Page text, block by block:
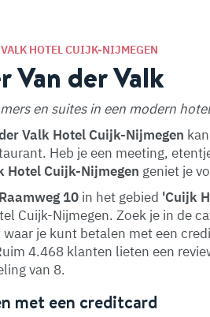
HOTEL CUIJK-NIJMEGEN
Van der Valk
en suites in een modern
Valk Hotel Cuijk-Nijmegen
Heb je een meeting,
Hotel Cuijk-Nijmegen geniet je
Raamweg 10 in het gebied 'Cuijk
Cuijk-Nijmegen. Zoek je in de
je kunt betalen met een
4.468 klanten lieten een
van 8.
met een creditcard